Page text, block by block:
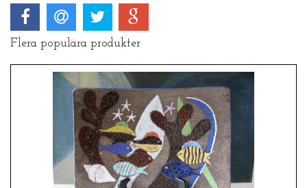
Flera populära produkter